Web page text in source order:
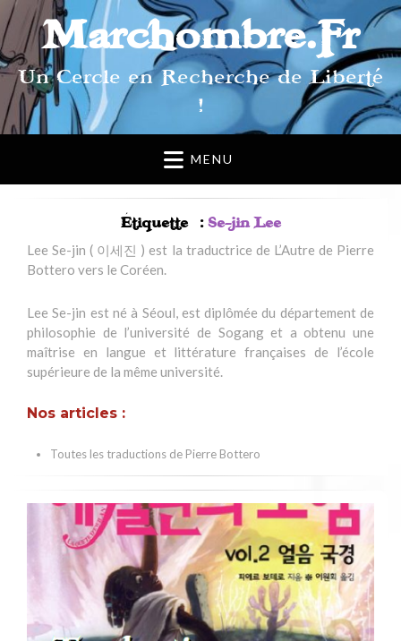
Marchombre.Fr
Un Cercle en Recherche de Liberté
!
MENU
Étiquette :Se-jin Lee
Lee Se-jin ( 이세진 ) est la traductrice de L’Autre de Pierre
Bottero vers le Coréen.
Lee Se-jin est né à Séoul, est diplômée du département de
philosophie de l’université de Sogang et a obtenu une
maîtrise en langue et littérature françaises de l’école
supérieure de la même université.
Nos articles :
Toutes les traductions de Pierre Bottero